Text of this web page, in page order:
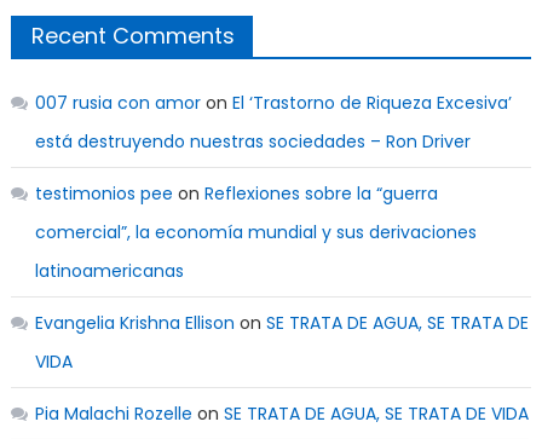
Recent Comments
007 rusia con amoron El ‘Trastorno de Riqueza Excesiva’
está destruyendo nuestras sociedades – Ron Driver
testimonios pee on Reflexiones sobre la “guerra
comercial”, la economía mundial y sus derivaciones
latinoamericanas
Evangelia Krishna Ellison on SE TRATA DE AGUA, SE TRATA DE
VIDA
Pia Malachi Rozelle on SE TRATA DE AGUA, SE TRATA DE VIDA